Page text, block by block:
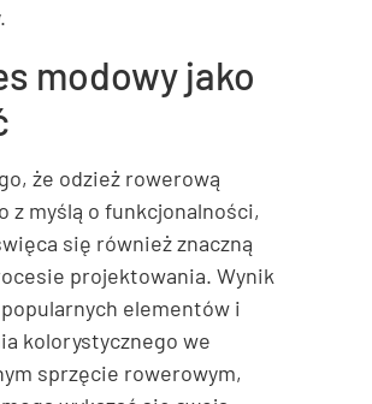
modowy jako
że odzież rowerową
z myślą o funkcjonalności,
się również znaczną
projektowania. Wynik
popularnych elementów i
kolorystycznego we
sprzęcie rowerowym,